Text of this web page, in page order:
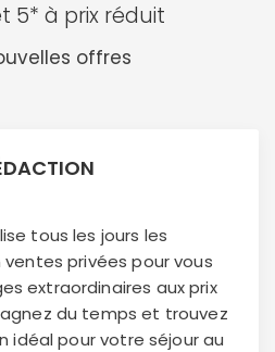
5* à prix réduit
offres
tous les jours les
privées pour vous
extraordinaires aux prix
du temps et trouvez
idéal pour votre séjour au